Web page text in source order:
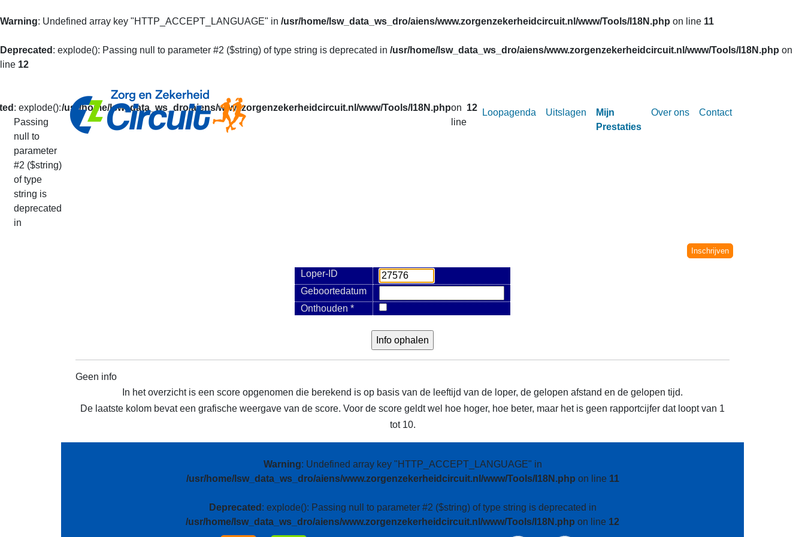
Warning: Undefined array key "HTTP_ACCEPT_LANGUAGE" in /usr/home/lsw_data_ws_dro/aiens/www.zorgenzekerheidcircuit.nl/www/Tools/I18N.php on line 11
Deprecated : explode(): Passing null to parameter #2 ($string) of type string is deprecated in /usr/home/lsw_data_ws_dro/aiens/www.zorgenzekerheidcircuit.nl/www/Tools/I18N.php on
line 12
: explode():
Passing
null to
parameter
#2 ($string)
of type
string is
deprecated
in
/usr/home/lsw_data_ws_dro/aiens/www.zorgenzekerheidcircuit.nl/www/Tools/I18N.phpon
line
12 Loopagenda Uitslagen
Mijn
Prestaties
Over ons Contact
Inschrijven
Loper-ID
Geboortedatum
Onthouden *
Geen info
In het overzicht is een score opgenomen die berekend is op basis van de leeftijd van de loper, de gelopen afstand en de gelopen tijd.
De laatste kolom bevat een grafische weergave van de score. Voor de score geldt wel hoe hoger, hoe beter, maar het is geen rapportcijfer dat loopt van 1
tot 10.
Warning: Undefined array key "HTTP_ACCEPT_LANGUAGE" in
/usr/home/lsw_data_ws_dro/aiens/www.zorgenzekerheidcircuit.nl/www/Tools/I18N.php on line 11
Deprecated : explode(): Passing null to parameter #2 ($string) of type string is deprecated in
/usr/home/lsw_data_ws_dro/aiens/www.zorgenzekerheidcircuit.nl/www/Tools/I18N.php on line 12